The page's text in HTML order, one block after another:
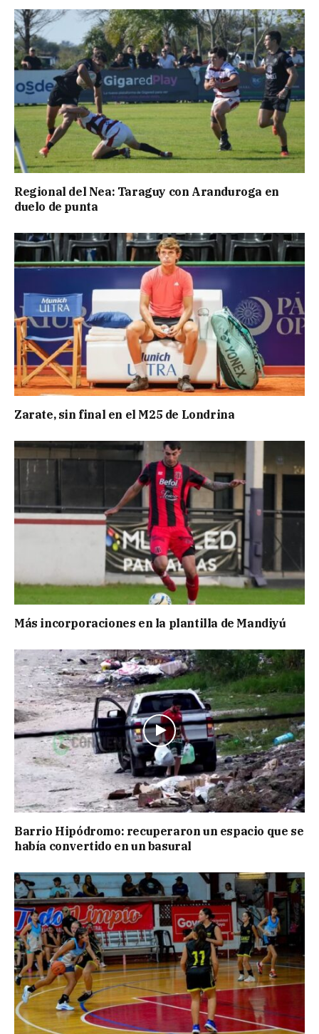
Regional del Nea: Taraguy con Aranduroga en
duelo de punta
Zarate, sin final en el M25 de Londrina
Más incorporaciones en la plantilla de Mandiyú
Barrio Hipódromo: recuperaron un espacio que se
había convertido en un basural